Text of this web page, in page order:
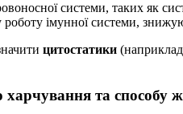
системи, таких як
імунної системи,
цитостатики
харчування та способу